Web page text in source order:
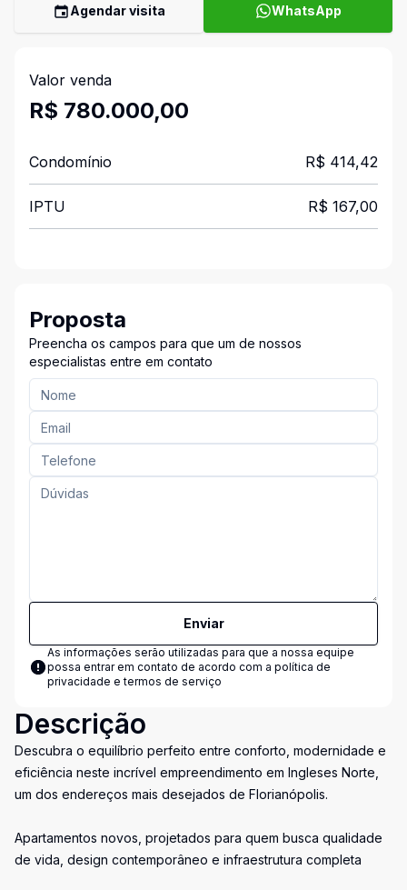
Agendar visita WhatsApp
Valor venda
R$ 780.000,00
Condomínio R$ 414,42
IPTU R$ 167,00
Proposta
Preencha os campos para que um de nossos
especialistas entre em contato
Enviar
As informações serão utilizadas para que a nossa equipe
possa entrar em contato de acordo com a política de
privacidade e termos de serviço
Descrição
Descubra o equilíbrio perfeito entre conforto, modernidade e
eficiência neste incrível empreendimento em Ingleses Norte,
um dos endereços mais desejados de Florianópolis.
Apartamentos novos, projetados para quem busca qualidade
de vida, design contemporâneo e infraestrutura completa